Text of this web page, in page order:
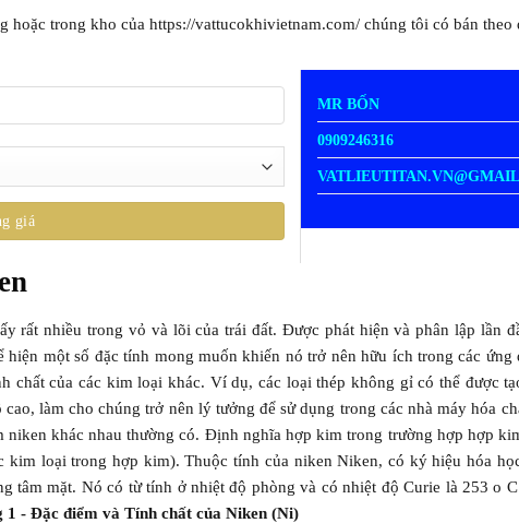
hoặc trong kho của https://vattucokhivietnam.com/ chúng tôi có bán
MR BỐN
0909246316
rất nhiều trong vỏ và lõi của trái đất. Được phát hiện và phân lập lần
một số đặc tính mong muốn khiến nó trở nên hữu ích trong các
chất của các kim loại khác. Ví dụ, các loại thép không gỉ có thể được
làm cho chúng trở nên lý tưởng để sử dụng trong các nhà máy hóa
niken khác nhau thường có. Định nghĩa hợp kim trong trường hợp hợp
kim loại trong hợp kim). Thuộc tính của niken Niken, có ký hiệu hóa
tâm mặt. Nó có từ tính ở nhiệt độ phòng và có nhiệt độ Curie là 253 o
1 - Đặc điểm và Tính chất của Niken (Ni)